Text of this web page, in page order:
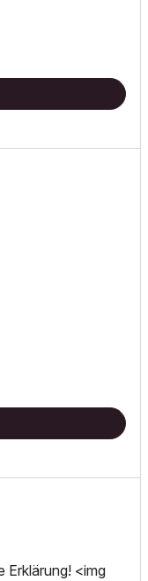
Erklärung! <img